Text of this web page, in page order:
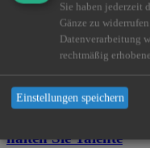
Gesundheitsvorsorge auf
gesetzlich Versicherter!
Weiterlesen
Attraktiv bleiben als
halten Sie Talente
Sie haben jederzeit
Gänze zu
Datenverarbeitung
rechtmäßig
Einstellungen speichern